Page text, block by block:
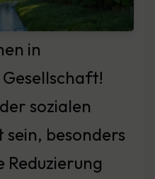
in
sozialen
sein, besonders
Reduzierung